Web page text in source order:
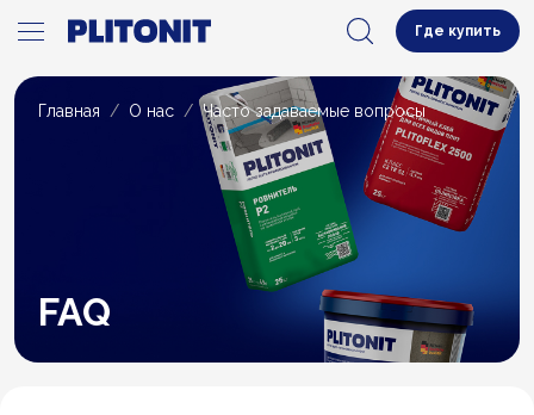
Где купить
Главная О нас Часто задаваемые вопросы
FAQ